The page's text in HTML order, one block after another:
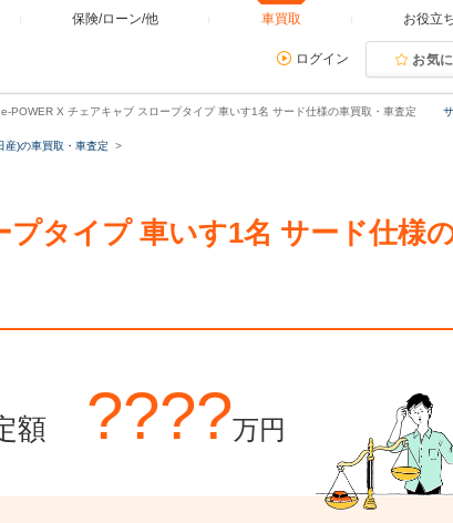
保険/ローン/他 車買取 お役立
ログイン お気
POWER X チェアキャブ スロープタイプ 車いす1名 サード仕様の車買取・車査定
産)の車買取・車査定
タイプ 車いす1名 サード仕様
額 ????万円